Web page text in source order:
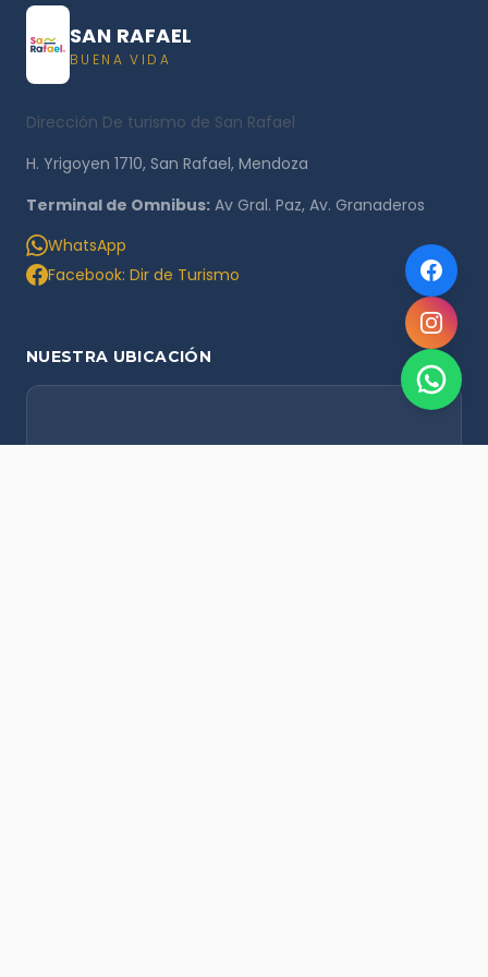
SAN RAFAEL
BUENA VIDA
Dirección De turismo de San Rafael
H. Yrigoyen 1710, San Rafael, Mendoza
Terminal de Omnibus: Av Gral. Paz, Av. Granaderos
WhatsApp
Facebook: Dir de Turismo
NUESTRA UBICACIÓN